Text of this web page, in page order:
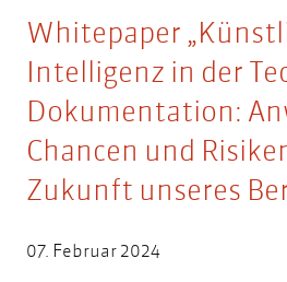
Whitepaper
Intelligenz in der
Dokumentation:
Chancen und
Zukunft unseres
07. Februar 2024